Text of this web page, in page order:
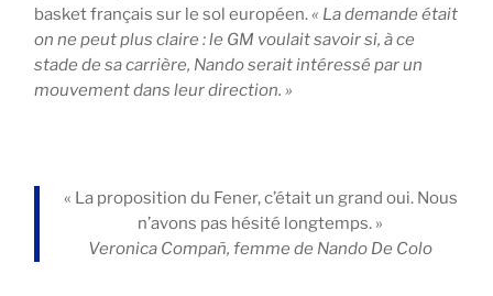
basket français sur le sol européen.« La demande était
on ne peut plus claire : le GM voulait savoir si, à ce
stade de sa carrière, Nando serait intéressé par un
mouvement dans leur direction. »
« La proposition du Fener, c’était un grand oui. Nous
n’avons pas hésité longtemps. »
Veronica Compañ, femme de Nando De Colo